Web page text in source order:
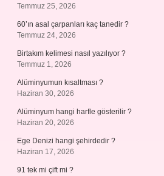
Temmuz 25, 2026
60’ın asal çarpanları kaç tanedir ?
Temmuz 24, 2026
Birtakım kelimesi nasıl yazılıyor ?
Temmuz 1, 2026
Alüminyumun kısaltması ?
Haziran 30, 2026
Alüminyum hangi harfle gösterilir ?
Haziran 20, 2026
Ege Denizi hangi şehirdedir ?
Haziran 17, 2026
91 tek mi çift mi ?